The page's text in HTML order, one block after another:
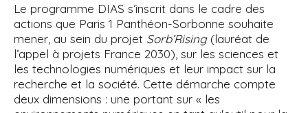
Le programme DIAS s’inscrit dans le cadre des
actions que Paris 1 Panthéon-Sorbonne souhaite
mener, au sein du projet Sorb’Rising(lauréat de
l’appel à projets France 2030), sur les sciences et
les technologies numériques et leur impact sur la
recherche et la société. Cette démarche compte
deux dimensions : une portant sur « les